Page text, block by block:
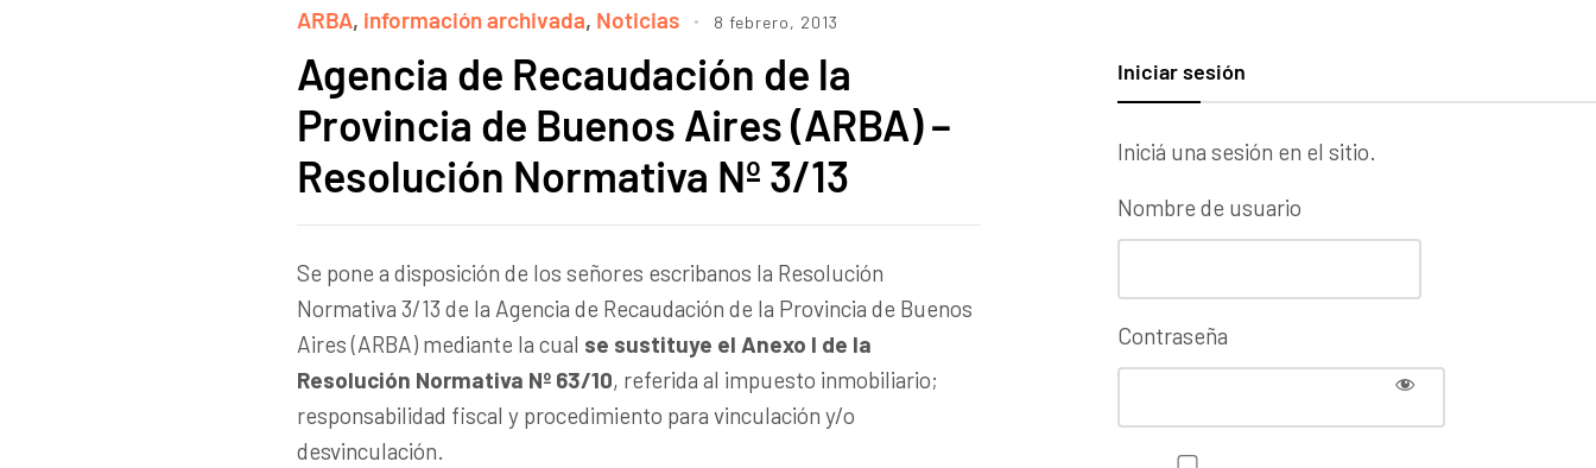
ARBA, información archivada, Noticias 8 febrero, 2013
Agencia de Recaudación de la
Provincia de Buenos Aires (ARBA) –
Resolución Normativa Nº 3/13
Se pone a disposición de los señores escribanos la Resolución
Normativa 3/13 de la Agencia de Recaudación de la Provincia de Buenos
Aires (ARBA) mediante la cual se sustituye el Anexo I de la
Resolución Normativa Nº 63/10, referida al impuesto inmobiliario;
responsabilidad fiscal y procedimiento para vinculación y/o
desvinculación.
Iniciar sesión
Iniciá una sesión en el sitio.
Nombre de usuario
Contraseña